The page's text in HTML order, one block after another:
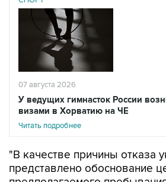
07 августа 2026
У ведущих гимнасток России
визами в Хорватию на ЧЕ
Читать подробнее
"В качестве причины отказа
представлено обоснование